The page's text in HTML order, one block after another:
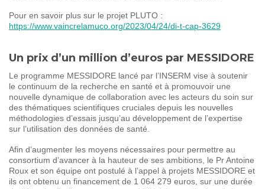
Pour en savoir plus sur le projet PLUTO :
https://www.vaincrelamuco.org/2023/04/24/di-t-cap-3629
Un prix d’un million d’euros par MESSIDORE
Le programme MESSIDORE lancé par l’INSERM vise à soutenir
le continuum de la recherche en santé et à promouvoir une
nouvelle dynamique de collaboration avec les acteurs du soin sur
des thématiques scientifiques cruciales depuis les nouvelles
méthodologies d’essais jusqu’au développement de l’expertise
sur l’utilisation des données de santé.
Afin d’augmenter les moyens nécessaires pour permettre au
consortium d’avancer à la hauteur de ses ambitions, le Pr Antoine
Roux et son équipe ont postulé à l’appel à projets MESSIDORE et
ils ont obtenu un financement de 1 064 279 euros, sur une durée